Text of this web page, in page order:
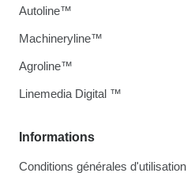
Informations
Conditions générales d'utilisation
Autoline™
Machineryline™
Agroline™
Linemedia Digital ™